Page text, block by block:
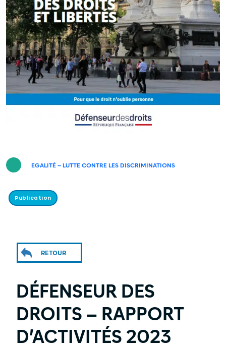
EGALITÉ – LUTTE CONTRE LES DISCRIMINATIONS
Publication
RETOUR
DÉFENSEUR DES
DROITS – RAPPORT
D’ACTIVITÉS 2023